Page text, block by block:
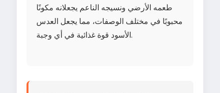
طعمه الأرضي ونسيجه الناعم يجعلانه مكونًا
محبوبًا في مختلف الوصفات، مما يجعل العدس
الأسود قوة غذائية في أي وجبة.